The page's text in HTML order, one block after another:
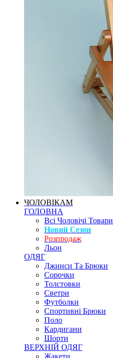
ЧОЛОВІКАМ
ГОЛОВНА
Всі Чоловічі Товари
Новий Сезон
Розпродаж
Льон
ОДЯГ
Джинси Та Брюки
Сорочки
Толстовки
Светри
Футболки
Спортивні Брюки
Поло
Кардигани
Шорти
ВЕРХНІЙ ОДЯГ
Жакети